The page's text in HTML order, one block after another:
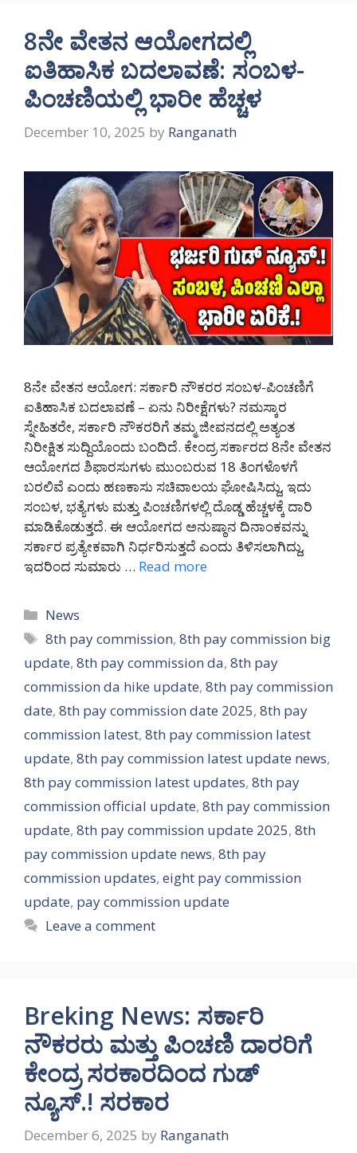
8ನೇ ವೇತನ ಆಯೋಗದಲ್ಲಿ
ಐತಿಹಾಸಿಕ ಬದಲಾವಣೆ: ಸಂಬಳ-
ಪಿಂಚಣಿಯಲ್ಲಿ ಭಾರೀ ಹೆಚ್ಚಳ
December 10, 2025 by Ranganath
8ನೇ ವೇತನ ಆಯೋಗ: ಸರ್ಕಾರಿ ನೌಕರರ ಸಂಬಳ-ಪಿಂಚಣಿಗೆ
ಐತಿಹಾಸಿಕ ಬದಲಾವಣೆ – ಏನು ನಿರೀಕ್ಷೆಗಳು? ನಮಸ್ಕಾರ
ಸ್ನೇಹಿತರೇ, ಸರ್ಕಾರಿ ನೌಕರರಿಗೆ ತಮ್ಮ ಜೀವನದಲ್ಲಿ ಅತ್ಯಂತ
ನಿರೀಕ್ಷಿತ ಸುದ್ದಿಯೊಂದು ಬಂದಿದೆ. ಕೇಂದ್ರ ಸರ್ಕಾರದ 8ನೇ ವೇತನ
ಆಯೋಗದ ಶಿಫಾರಸುಗಳು ಮುಂಬರುವ 18 ತಿಂಗಳೊಳಗೆ
ಬರಲಿವೆ ಎಂದು ಹಣಕಾಸು ಸಚಿವಾಲಯ ಘೋಷಿಸಿದ್ದು, ಇದು
ಸಂಬಳ, ಭತ್ಯೆಗಳು ಮತ್ತು ಪಿಂಚಣಿಗಳಲ್ಲಿ ದೊಡ್ಡ ಹೆಚ್ಚಳಕ್ಕೆ ದಾರಿ
ಮಾಡಿಕೊಡುತ್ತದೆ. ಈ ಆಯೋಗದ ಅನುಷ್ಠಾನ ದಿನಾಂಕವನ್ನು
ಸರ್ಕಾರ ಪ್ರತ್ಯೇಕವಾಗಿ ನಿರ್ಧರಿಸುತ್ತದೆ ಎಂದು ತಿಳಿಸಲಾಗಿದ್ದು,
ಇದರಿಂದ ಸುಮಾರು … Read more
Categories
News
Tags
8th pay commission,8th pay commission big
update, 8th pay commission da, 8th pay
commission da hike update, 8th pay commission
date, 8th pay commission date 2025, 8th pay
commission latest, 8th pay commission latest
update, 8th pay commission latest update news,
8th pay commission latest updates, 8th pay
commission official update, 8th pay commission
update, 8th pay commission update 2025, 8th
pay commission update news, 8th pay
commission updates, eight pay commission
update, pay commission update
Leave a comment
Breking News: ಸರ್ಕಾರಿ
ನೌಕರರು ಮತ್ತು ಪಿಂಚಣಿ ದಾರರಿಗೆ
ಕೇಂದ್ರ ಸರಕಾರದಿಂದ ಗುಡ್
ನ್ಯೂಸ್.! ಸರಕಾರ
December 6, 2025 by Ranganath